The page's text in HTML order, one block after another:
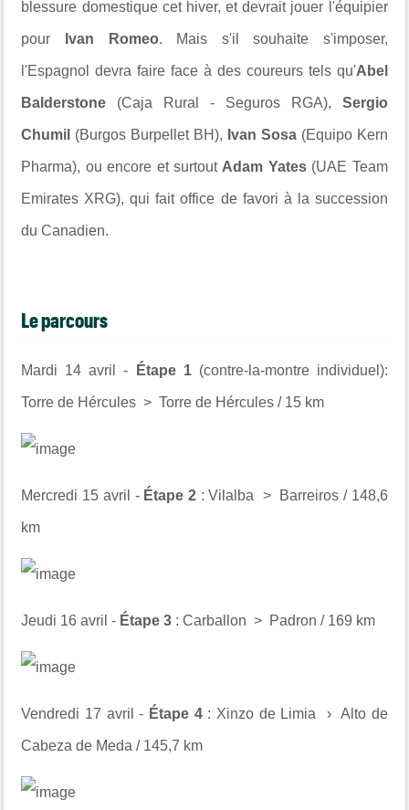
blessure domestique cet hiver, et devrait jouer l'équipier
pour Ivan Romeo. Mais s'il souhaite s'imposer,
l'Espagnol devra faire face à des coureurs tels qu'Abel
Balderstone (Caja Rural - Seguros RGA), Sergio
Chumil (Burgos Burpellet BH), Ivan Sosa (Equipo Kern
Pharma), ou encore et surtout Adam Yates (UAE Team
Emirates XRG), qui fait office de favori à la succession
du Canadien.
Le parcours
Mardi 14 avril - Étape 1 (contre-la-montre individuel):
Torre de Hércules > Torre de Hércules / 15 km
Mercredi 15 avril - Étape 2 :Vilalba > Barreiros / 148,6
km
Jeudi 16 avril - Étape 3 : Carballon > Padron / 169 km
Vendredi 17 avril - Étape 4 : Xinzo de Limia › Alto de
Cabeza de Meda / 145,7 km